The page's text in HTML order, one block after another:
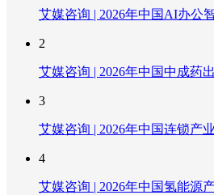
艾媒咨询 | 2026年中国AI办公
2
艾媒咨询 | 2026年中国中成药
3
艾媒咨询 | 2026年中国连锁产
4
艾媒咨询 | 2026年中国氢能源